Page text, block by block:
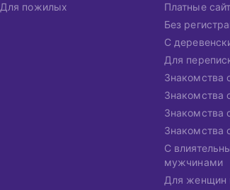
Для пожилых
Платные
Без
С
Для
Знакомства
Знакомства
Знакомства
Знакомства
С
мужчинами
Для женщин